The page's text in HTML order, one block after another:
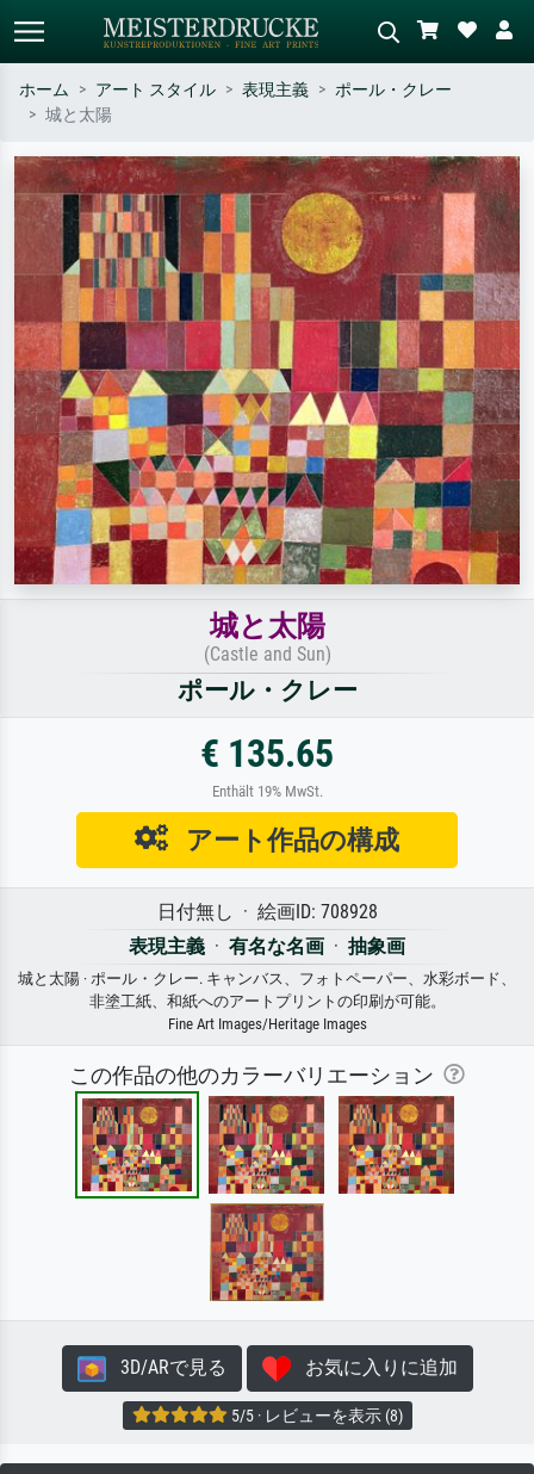
作家名・作品名・スタイルで検索
– 例：モネ、星月夜、印象派、北
斎の波、ヌード。
シーンを説明してください – 例：
緑の草原、赤の多い抽象画、暗い
油絵、木のそばの立ち姿のヌー
ホーム アート スタイル 表現主義
ポール・クレー
城と太陽
城と太陽
(Castle and Sun)
ポール・クレー
€ 135.65
Enthält 19% MwSt.
アート作品の構成
日付無し · 絵画ID: 708928
表現主義 · 有名な名画 · 抽象画
城と太陽 · ポール・クレー. キャンバス、フォトペーパー、水彩ボード、
非塗工紙、和紙へのアートプリントの印刷が可能。
Fine Art Images/Heritage Images
この作品の他のカラーバリエーション
3D/ARで見る お気に入りに追加
5/5 · レビューを表示 (8)